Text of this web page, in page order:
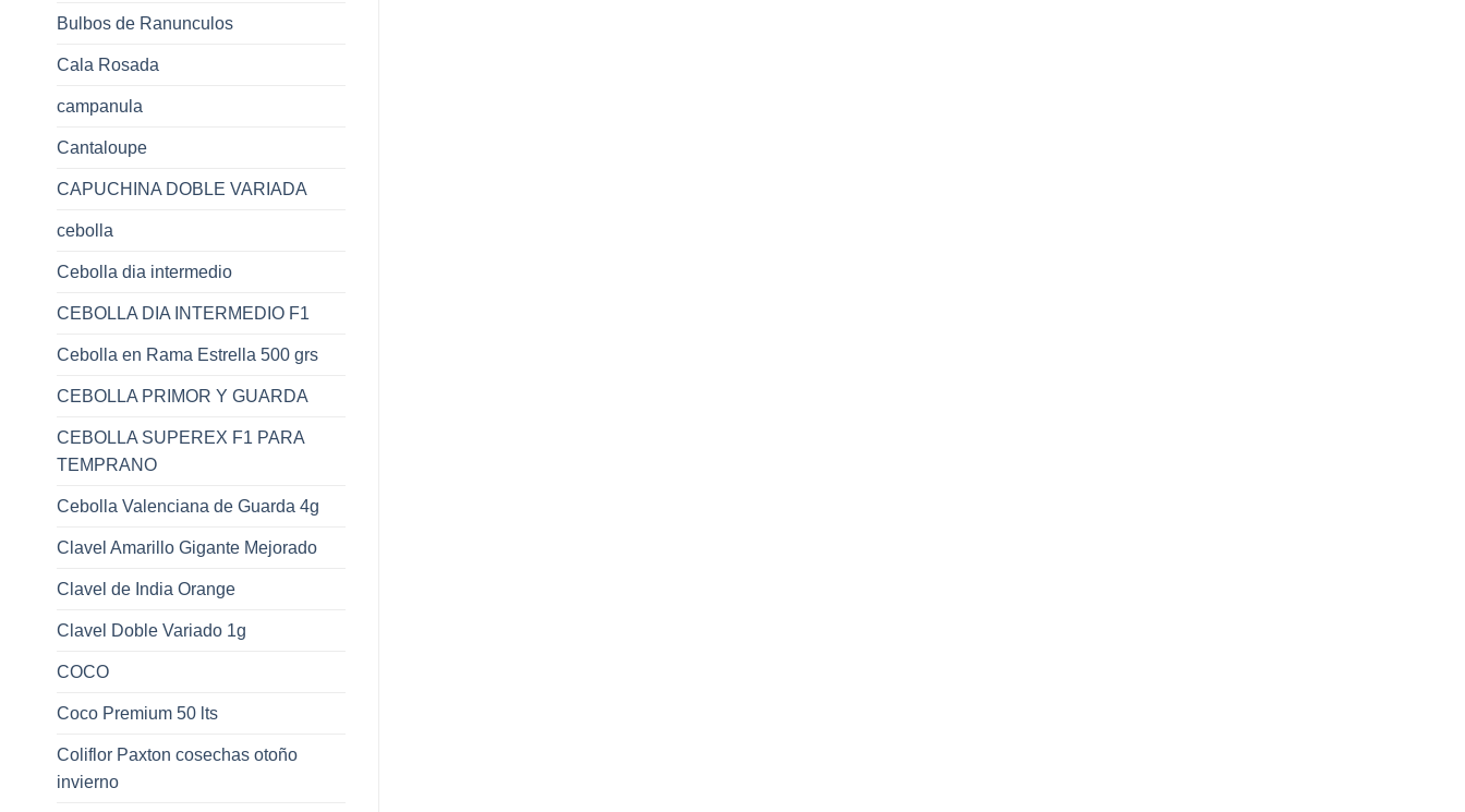
Bulbos de Ranunculos
Cala Rosada
campanula
Cantaloupe
CAPUCHINA DOBLE VARIADA
cebolla
Cebolla dia intermedio
CEBOLLA DIA INTERMEDIO F1
Cebolla en Rama Estrella 500 grs
CEBOLLA PRIMOR Y GUARDA
CEBOLLA SUPEREX F1 PARA
TEMPRANO
Cebolla Valenciana de Guarda 4g
Clavel Amarillo Gigante Mejorado
Clavel de India Orange
Clavel Doble Variado 1g
COCO
Coco Premium 50 lts
Coliflor Paxton cosechas otoño
invierno